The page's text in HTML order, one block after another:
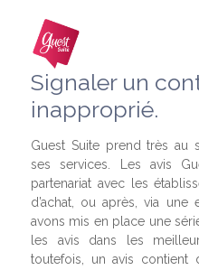
Signaler un
inapproprié.
Guest Suite prend très au
ses services. Les avis
partenariat avec les
d’achat, ou après, via une
avons mis en place une
les avis dans les
toutefois, un avis contient